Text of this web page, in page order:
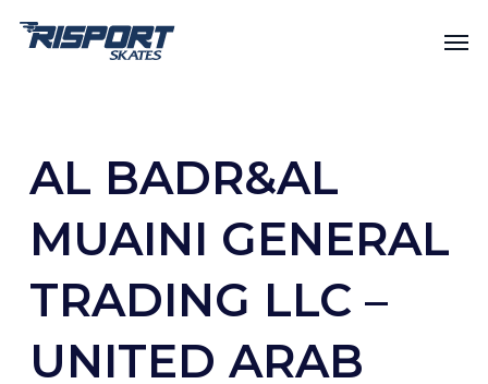
AL BADR&AL
MUAINI GENERAL
TRADING LLC –
UNITED ARAB